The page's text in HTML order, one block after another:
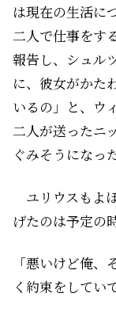
は現在の生活に
二人で仕事をす
報告し、シュル
に、彼女がかた
いるの」と、ウ
二人が送ったニ
ぐみそうになっ
ユリウスもよ
げたのは予定の
「悪いけど俺
く約束をしてい